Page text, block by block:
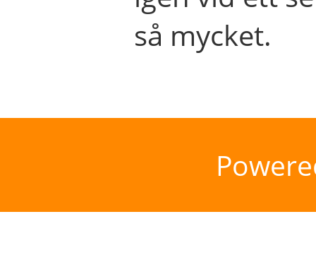
så mycket.